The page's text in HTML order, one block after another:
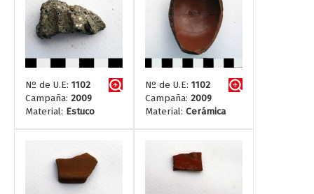
Nº de U.E: 1102
Campaña: 2009
Material: Estuco
Nº de U.E: 1102
Campaña: 2009
Material: Cerámica